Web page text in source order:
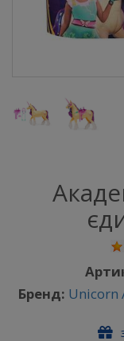
Бренд: Unicorn